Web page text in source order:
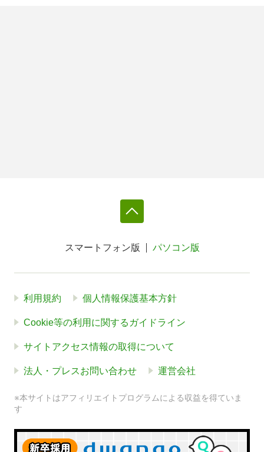
スマートフォン版 パソコン版
利用規約 個人情報保護基本方針
Cookie等の利用に関するガイドライン
サイトアクセス情報の取得について
法人・プレスお問い合わせ 運営会社
※本サイトはアフィリエイトプログラムによる収益を得ていま
す